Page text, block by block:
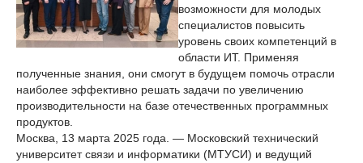
возможности для молодых
специалистов повысить
уровень своих компетенций в
области ИТ. Применяя
полученные знания, они смогут в будущем помочь отрасли
наиболее эффективно решать задачи по увеличению
производительности на базе отечественных программных
продуктов.
Москва, 13 марта 2025 года. — Московский технический
университет связи и информатики (МТУСИ) и ведущий